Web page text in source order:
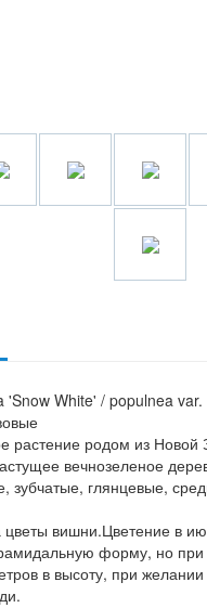
'Snow White' / populnea
растение родом из Новой
вечнозеленое
зубчатые, глянцевые,
вишни.Цветение в
форму, но при
в высоту, при